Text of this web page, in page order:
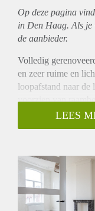
Op deze pagina
in Den Haag. Als je
de aanbieder.
Volledig
en zeer ruime en
loopafstand naar de
voorzien van
Indeling:
woonkamer met
met een
oven.
Luie trap naar de
LEES